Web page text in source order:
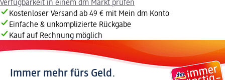
Verfügbarkeit in einem dm Markt prüfen
Kostenloser Versand ab 49 € mit Mein dm Konto
Einfache & unkomplizierte Rückgabe
Kauf auf Rechnung möglich
Immer mehr fürs Geld.